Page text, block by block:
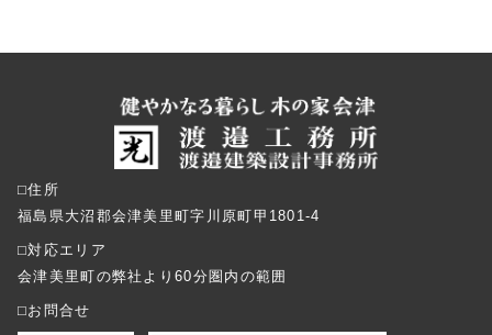
⬜︎住所
福島県大沼郡会津美里町字川原町甲1801-4
⬜︎対応エリア
会津美里町の弊社より60分圏内の範囲
⬜︎お問合せ